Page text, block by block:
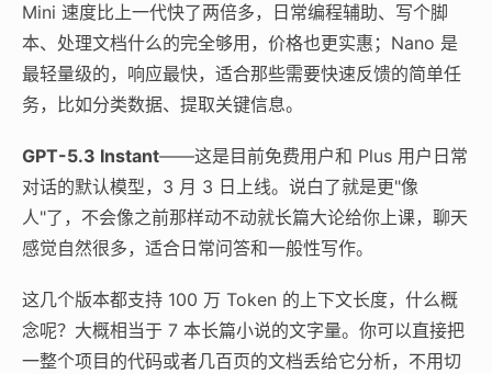
Mini 速度比上一代快了两倍多，日常编程辅助、写个脚
本、处理文档什么的完全够用，价格也更实惠；Nano 是
最轻量级的，响应最快，适合那些需要快速反馈的简单任
务，比如分类数据、提取关键信息。
GPT-5.3 Instant——这是目前免费用户和 Plus 用户日常
对话的默认模型，3 月 3 日上线。说白了就是更"像
人"了，不会像之前那样动不动就长篇大论给你上课，聊天
感觉自然很多，适合日常问答和一般性写作。
这几个版本都支持 100 万 Token 的上下文长度，什么概
念呢？大概相当于 7 本长篇小说的文字量。你可以直接把
一整个项目的代码或者几百页的文档丢给它分析，不用切